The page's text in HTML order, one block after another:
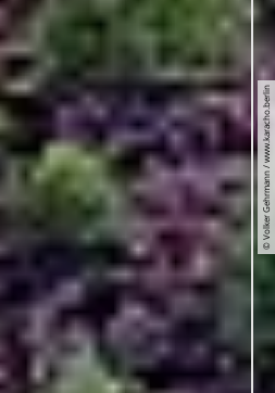
© Volker Gehrmann / www.karacho.berlin